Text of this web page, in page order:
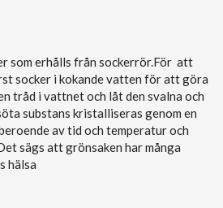
som erhålls från sockerrör.För att
socker i kokande vatten för att göra
tråd i vattnet och låt den svalna och
substans kristalliseras genom en
av tid och temperatur och
sägs att grönsaken har många
hälsa